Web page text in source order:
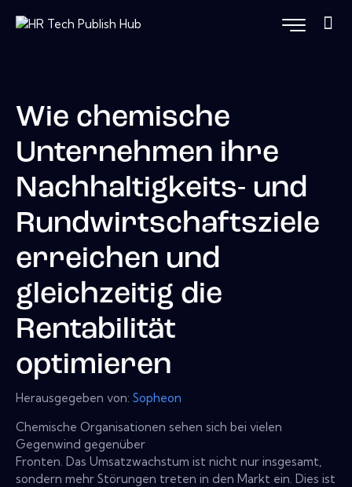
Wie chemische
Unternehmen ihre
Nachhaltigkeits- und
Rundwirtschaftsziele
erreichen und
gleichzeitig die
Rentabilität
optimieren
Herausgegeben von: Sopheon
Chemische Organisationen sehen sich bei vielen
Gegenwind gegenüber
Fronten. Das Umsatzwachstum ist nicht nur insgesamt,
sondern mehr Störungen treten in den Markt ein. Dies ist